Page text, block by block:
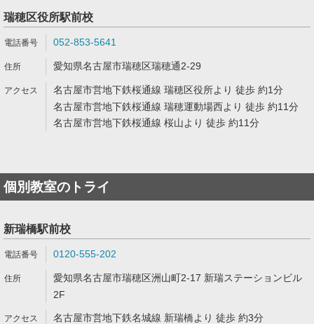
瑞穂区役所駅前校
052-853-5641
愛知県名古屋市瑞穂区瑞穂通2-29
名古屋市営地下鉄桜通線 瑞穂区役所より 徒歩 約1分
名古屋市営地下鉄桜通線 瑞穂運動場西より 徒歩 約11分
名古屋市営地下鉄桜通線 桜山より 徒歩 約11分
個別教室のトライ
新瑞橋駅前校
0120-555-202
愛知県名古屋市瑞穂区洲山町2-17 新瑞ステーションビル
2F
名古屋市営地下鉄名城線 新瑞橋より 徒歩 約3分